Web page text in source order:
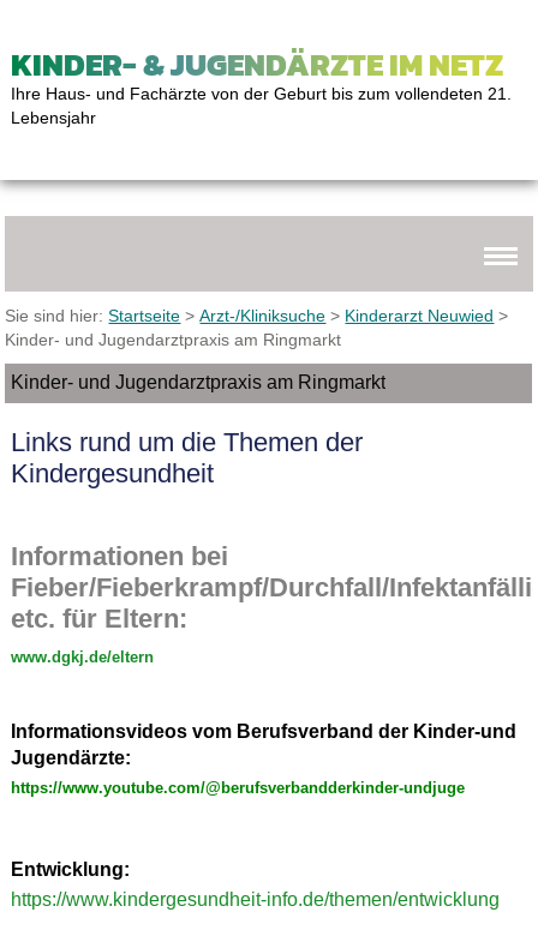
KINDER- & JUGENDÄRZTE IM NETZ
Ihre Haus- und Fachärzte von der Geburt bis zum vollendeten 21.
Lebensjahr
Sie sind hier:Startseite >Arzt-/Kliniksuche > Kinderarzt Neuwied >
Kinder- und Jugendarztpraxis am Ringmarkt
Kinder- und Jugendarztpraxis am Ringmarkt
Links rund um die Themen der
Kindergesundheit
Informationen bei
Fieber/Fieberkrampf/Durchfall/
etc. für Eltern:
www.dgkj.de/eltern
Informationsvideos vom Berufsverband der Kinder-und
Jugendärzte:
https://www.youtube.com/@berufsverbandderkinder-undjuge
Entwicklung:
https://www.kindergesundheit-info.de/themen/entwicklung